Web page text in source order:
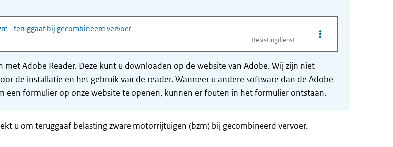
- teruggaaf bij gecombineerd vervoer
Belastingdienst
Opties van bestand
met Adobe Reader. Deze kunt u downloaden op de website van Adobe. Wij zijn niet
de installatie en het gebruik van de reader. Wanneer u andere software dan de Adobe
een formulier op onze website te openen, kunnen er fouten in het formulier ontstaan.
u om teruggaaf belasting zware motorrijtuigen (bzm) bij gecombineerd vervoer.